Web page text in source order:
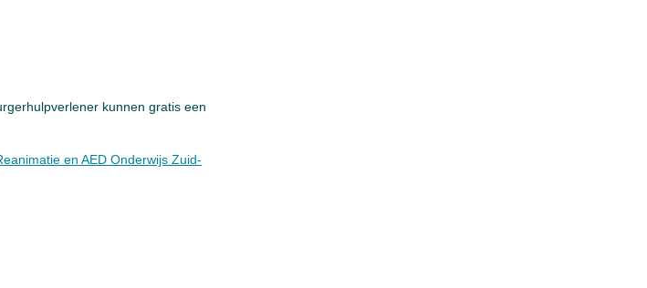
kunnen gratis een
en AED Onderwijs Zuid-